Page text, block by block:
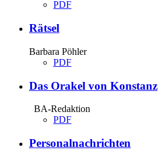
PDF
Rätsel
Barbara Pöhler
PDF
Das Orakel von Konstanz
BA-Redaktion
PDF
Personalnachrichten